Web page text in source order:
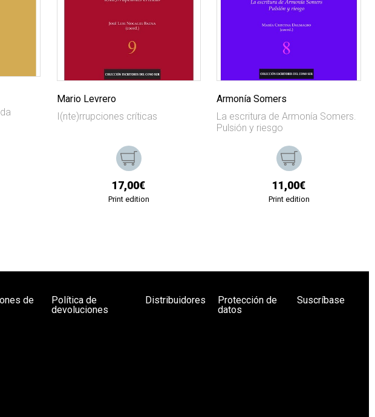
Mario Levrero
I(nte)rrupciones críticas
17,00€
Print edition
Armonía Somers
La escritura de Armonía Somers.
Pulsión y riesgo
11,00€
Print edition
de
Política de
devoluciones
Distribuidores
Protección de
datos
Suscríbase